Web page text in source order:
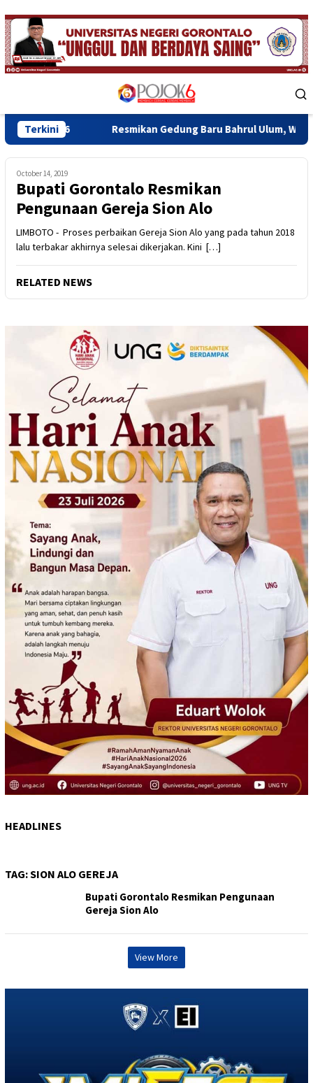
Skip
to
content
Menu
TerkiniResmikan Gedung Baru Bahrul Ulum, Wagub Idah
October 14, 2019
Bupati Gorontalo Resmikan
Pengunaan Gereja Sion Alo
LIMBOTO - Proses perbaikan Gereja Sion Alo yang pada tahun 2018
lalu terbakar akhirnya selesai dikerjakan. Kini […]
RELATED NEWS
HEADLINES
TAG:SION ALO GEREJA
Bupati Gorontalo Resmikan Pengunaan
Gereja Sion Alo
View More